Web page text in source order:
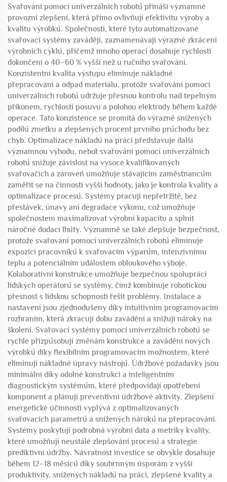
Svařování pomocí univerzálních robotů přináší významné
provozní zlepšení, která přímo ovlivňují efektivitu výroby a
kvalitu výrobků. Společnosti, které tyto automatizované
svařovací systémy zavádějí, zaznamenávají výrazné zkrácení
výrobních cyklů, přičemž mnoho operací dosahuje rychlosti
dokončení o 40–60 % vyšší než u ručního svařování.
Konzistentní kvalita výstupu eliminuje nákladné
přepracování a odpad materiálu, protože svařování pomocí
univerzálních robotů udržuje přesnou kontrolu nad tepelným
příkonem, rychlostí posuvu a polohou elektrody během každé
operace. Tato konzistence se promítá do výrazně snížených
podílů zmetku a zlepšených procent prvního průchodu bez
chyb. Optimalizace nákladů na práci představuje další
významnou výhodu, neboť svařování pomocí univerzálních
robotů snižuje závislost na vysoce kvalifikovaných
svařovačích a zároveň umožňuje stávajícím zaměstnancům
zaměřit se na činnosti vyšší hodnoty, jako je kontrola kvality a
optimalizace procesů. Systémy pracují nepřetržitě, bez
přestávek, únavy ani degradace výkonu, což umožňuje
společnostem maximalizovat výrobní kapacitu a splnit
náročné dodací lhůty. Významně se také zlepšuje bezpečnost,
protože svařování pomocí univerzálních robotů eliminuje
expozici pracovníků k svařovacím výparům, intenzivnímu
teplu a potenciálním událostem obloukového výboje.
Kolaborativní konstrukce umožňuje bezpečnou spolupráci
lidských operátorů se systémy, čímž kombinuje robotickou
přesnost s lidskou schopností řešit problémy. Instalace a
nastavení jsou zjednodušeny díky intuitivním programovacím
rozhraním, která zkracují dobu zavádění a snižují nároky na
školení. Svařovací systémy pomocí univerzálních robotů se
rychle přizpůsobují změnám konstrukce a zavádění nových
výrobků díky flexibilním programovacím možnostem, které
eliminují nákladné úpravy nástrojů. Údržbové požadavky jsou
minimální díky odolné konstrukci a inteligentním
diagnostickým systémům, které předpovídají opotřebení
komponent a plánují preventivní údržbové aktivity. Zlepšení
energetické účinnosti vyplývá z optimalizovaných
svařovacích parametrů a snížených nároků na přepracování.
Systémy poskytují podrobná výrobní data a metriky kvality,
které umožňují neustálé zlepšování procesů a strategie
prediktivní údržby. Návratnost investice se obvykle dosahuje
během 12–18 měsíců díky souhrnným úsporám z vyšší
produktivity, snížených nákladů na práci, zlepšené kvality a